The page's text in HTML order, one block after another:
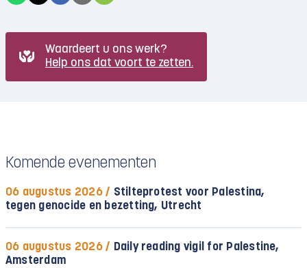
Waardeert u ons werk?
Help ons dat voort te zetten.
Komende evenementen
06 augustus 2026 / Stilteprotest voor Palestina,
tegen genocide en bezetting, Utrecht
06 augustus 2026 / Daily reading vigil for Palestine,
Amsterdam